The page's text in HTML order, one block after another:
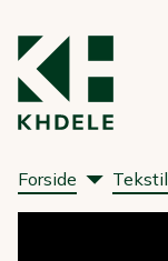
Forside Tekstil